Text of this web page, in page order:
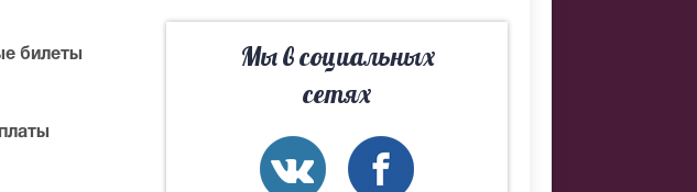
центр и мы обязательно подберем
билеты
Мы в социальных
сетях